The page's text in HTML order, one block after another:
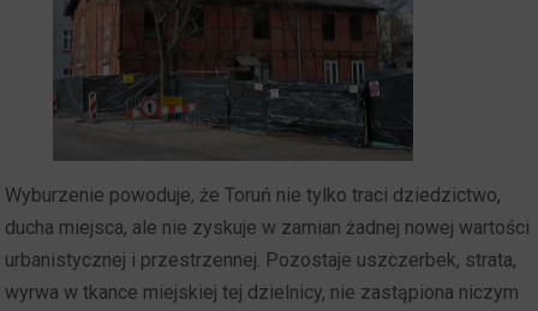
Wyburzenie powoduje, że Toruń nie tylko traci dziedzictwo,
ducha miejsca, ale nie zyskuje w zamian żadnej nowej wartości
urbanistycznej i przestrzennej. Pozostaje uszczerbek, strata,
wyrwa w tkance miejskiej tej dzielnicy, nie zastąpiona niczym